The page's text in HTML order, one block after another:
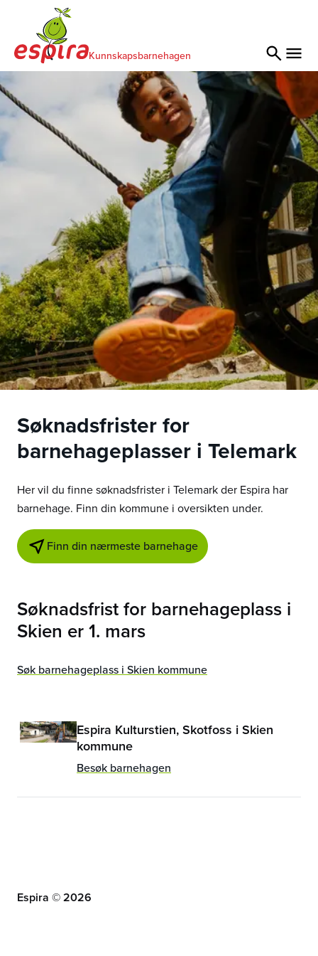
Kunnskapsbarnehagen
Søknadsfrister for
barnehageplasser i Telemark
Her vil du finne søknadsfrister i Telemarkder Espira har
barnehage. Finn din kommune i oversikten under.
Finn din nærmeste barnehage
Søknadsfrist for barnehageplass i
Skien er1. mars
Søk barnehageplass i Skien kommune
Espira Kulturstien, Skotfoss i Skien
kommune
Besøk barnehagen
Espira ©2026